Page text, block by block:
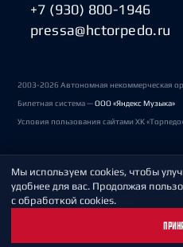
+7 (930) 800-1946
pressa@hctorpedo.ru
2003-2026 Автономная некоммерческая
Билетная система —ООО «Яндекс Музыка»
Условия пользования сайтами ХК
Политика обработки персональных данных
Пользовательское соглашение
Мы используем cookies, чтобы
удобнее для вас. Продолжая
с обработкой cookies.